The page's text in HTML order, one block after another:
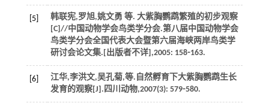
[5] 韩联宪,罗旭,姚文勇 等. 大紫胸鹦鹉繁殖的初步观察
[C]//中国动物学会鸟类学分会.第八届中国动物学会
鸟类学分会全国代表大会暨第六届海峡两岸鸟类学
研讨会论文集.[出版者不详],2005: 158⁃163.
[6] 江华,李洪文,吴孔菊,等.自然孵育下大紫胸鹦鹉生长
发育的观察[J]. 四川动物,2007(3): 579⁃580.